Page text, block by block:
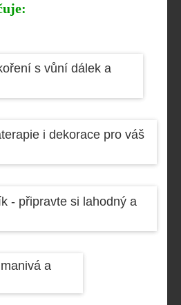
s vůní dálek a
i dekorace pro váš
- připravte si lahodný a
a